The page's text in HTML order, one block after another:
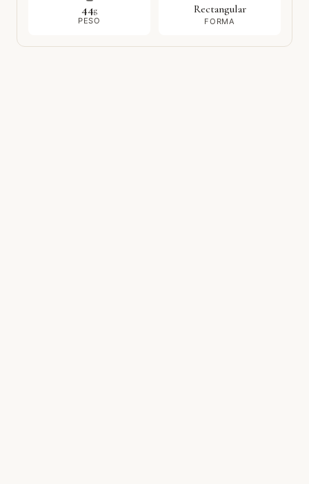
44g
PESO
Rectangular
FORMA